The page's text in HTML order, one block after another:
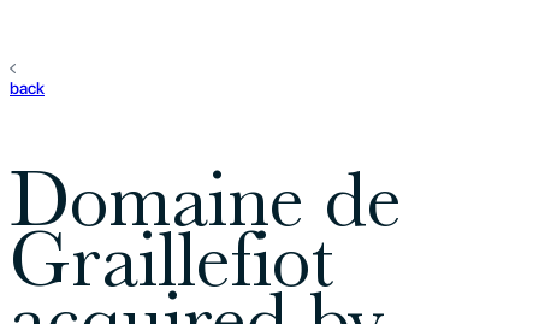
back
Domaine de
Graillefiot